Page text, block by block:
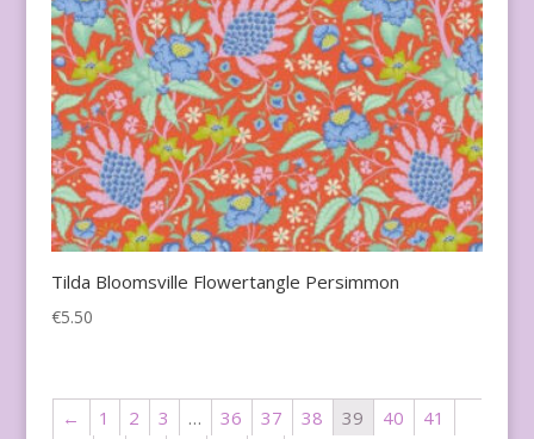
Tilda Bloomsville Flowertangle Persimmon
€5.50
← 1 2 3 … 36 37 38 39 40
41